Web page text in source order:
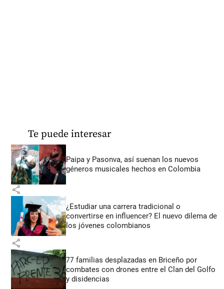
Te puede interesar
Paipa y Pasonva, así suenan los nuevos
géneros musicales hechos en Colombia
share
¿Estudiar una carrera tradicional o
convertirse en influencer? El nuevo dilema de
los jóvenes colombianos
share
77 familias desplazadas en Briceño por
combates con drones entre el Clan del Golfo
y disidencias